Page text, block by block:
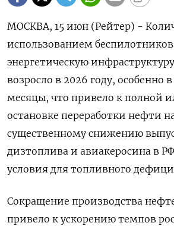
МОСКВА, 15 июн (Рейтер) -
использованием
энергетическую
возросло в 2026 году, особенно
месяцы, что привело к полной
остановке переработки нефти
существенному снижению
‌дизтоплива и авиакеросина в
условия для топливного
Сокращение производства
привело к ускорению темпов